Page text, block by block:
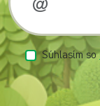
Súhlasím so